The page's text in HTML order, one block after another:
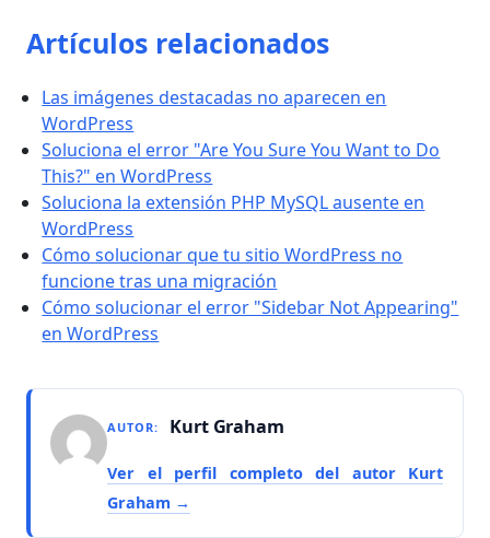
Artículos relacionados
Las imágenes destacadas no aparecen en
WordPress
Soluciona el error "Are You Sure You Want to Do
This?" en WordPress
Soluciona la extensión PHP MySQL ausente en
WordPress
Cómo solucionar que tu sitio WordPress no
funcione tras una migración
Cómo solucionar el error "Sidebar Not Appearing"
en WordPress
AUTOR: Kurt Graham
Ver el perfil completo del autor Kurt
Graham